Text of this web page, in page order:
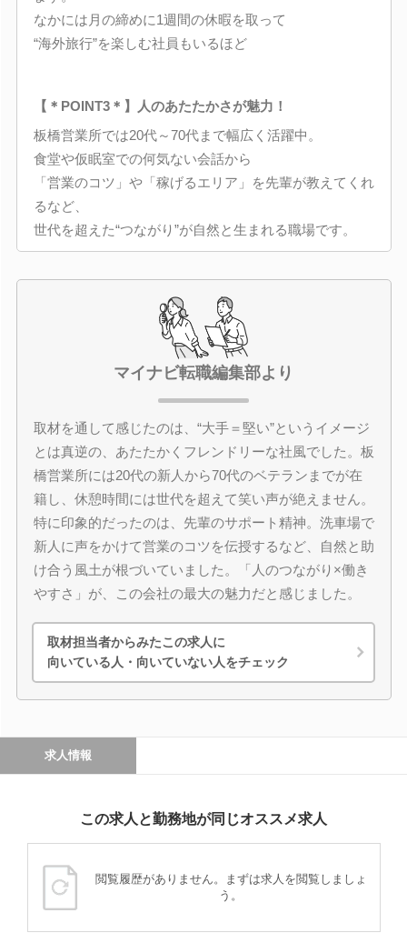
なかには月の締めに1週間の休暇を取って
“海外旅行”を楽しむ社員もいるほど
【＊POINT3＊】人のあたたかさが魅力！
板橋営業所では20代～70代まで幅広く活躍中。
食堂や仮眠室での何気ない会話から
「営業のコツ」や「稼げるエリア」を先輩が教えてくれ
るなど、
世代を超えた“つながり”が自然と生まれる職場です。
マイナビ転職編集部より
取材を通して感じたのは、“大手＝堅い”というイメージ
とは真逆の、あたたかくフレンドリーな社風でした。板
橋営業所には20代の新人から70代のベテランまでが在
籍し、休憩時間には世代を超えて笑い声が絶えません。
特に印象的だったのは、先輩のサポート精神。洗車場で
新人に声をかけて営業のコツを伝授するなど、自然と助
け合う風土が根づいていました。「人のつながり×働き
やすさ」が、この会社の最大の魅力だと感じました。
取材担当者からみたこの求人に
向いている人・向いていない人をチェック
求人情報
この求人と勤務地が同じオススメ求人
閲覧履歴がありません。まずは求人を閲覧しましょ
う。